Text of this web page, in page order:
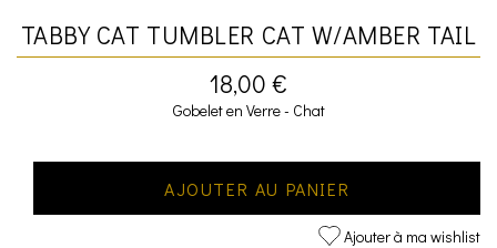
TABBY CAT TUMBLER CAT W/AMBER TAIL
18,00 €
Gobelet en Verre - Chat
AJOUTER AU PANIER
Ajouter à ma wishlist